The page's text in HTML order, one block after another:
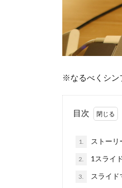
※なるべくシン
目次
1. ストーリ
2. 1スライ
3. スライド